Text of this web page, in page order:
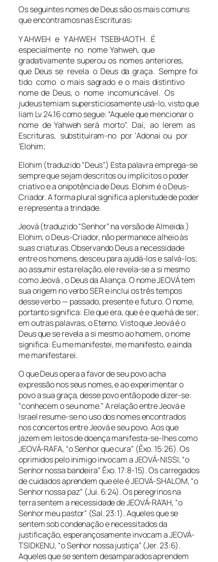
Os seguintes nomes de Deus são os mais comuns
que encontramos nas Escrituras:
Y AHWEH e Y AHWEH TSEBHAOTH. É
especialmente no nome Yahweh, que
gradativamente superou os nomes anteriores,
que Deus se revela o Deus da graça. Sempre foi
tido como o mais sagrado e o mais distintivo
nome de Deus, o nome incomunicável. Os
judeus temiam supersticiosamente usá-lo, visto que
liam Lv 24.16 como segue: “Aquele que mencionar o
nome de Yahweh será morto”. Daí, ao lerem as
Escrituras, substituíram-no por ‘Adonai ou por
‘Elohim;
Elohim (traduzido “Deus”.) Esta palavra emprega-se
sempre que sejam descritos ou implícitos o poder
criativo e a onipotência de Deus. Elohim é o Deus-
Criador. A forma plural significa a plenitude de poder
e representa a trindade.
Jeová (traduzido “Senhor” na versão de Almeida.)
Elohim, o Deus-Criador, não permanece alheio às
suas criaturas. Observando Deus a necessidade
entre os homens, desceu para ajudá-los e salvá-los;
ao assumir esta relação, ele revela-se a si mesmo
como Jeová , o Deus da Aliança. O nome JEOVÁ tem
sua origem no verbo SER e inclui os três tempos
desse verbo — passado, presente e futuro. O nome,
portanto significa: Ele que era, que é e que há de ser;
em outras palavras, o Eterno. Visto que Jeová é o
Deus que se revela a si mesmo ao homem, o nome
significa: Eu me manifestei, me manifesto, e ainda
me manifestarei.
O que Deus opera a favor de seu povo acha
expressão nos seus nomes, e ao experimentar o
povo a sua graça, desse povo então pode dizer-se:
“conhecem o seu nome.” A relação entre Jeová e
Israel resume-se no uso dos nomes encontrados
nos concertos entre Jeová e seu povo. Aos que
jazem em leitos de doença manifesta-se-lhes como
JEOVÁ-RAFA, “o Senhor que cura” (Êxo. 15:26). Os
oprimidos pelo inimigo invocam a JEOVÁ-NISSI, “o
Senhor nossa bandeira” Êxo. 17:8-15). Os carregados
de cuidados aprendem que ele é JEOVÁ-SHALOM, “o
Senhor nossa paz” (Jui. 6:24). Os peregrinos na
terra sentem a necessidade de JEOVÁ-RA’AH, “o
Senhor meu pastor” (Sal. 23:1). Aqueles que se
sentem sob condenação e necessitados da
justificação, esperançosamente invocam a JEOVÁ-
TSIDKENU, “o Senhor nossa justiça” (Jer. 23:6).
Aqueles que se sentem desamparados aprendem